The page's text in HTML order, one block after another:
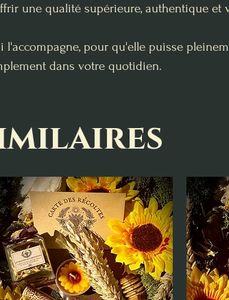
une qualité supérieure, authentique et
pour qu'elle puisse
dans votre quotidien.